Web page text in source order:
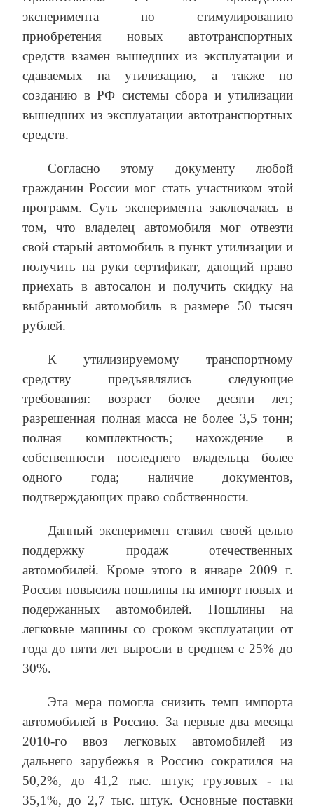
эксперимента по стимулированию
приобретения новых автотранспортных
средств взамен вышедших из эксплуатации и
сдаваемых на утилизацию, а также по
созданию в РФ системы сбора и утилизации
вышедших из эксплуатации автотранспортных
средств.
Согласно этому документу любой
гражданин России мог стать участником этой
программ. Суть эксперимента заключалась в
том, что владелец автомобиля мог отвезти
свой старый автомобиль в пункт утилизации и
получить на руки сертификат, дающий право
приехать в автосалон и получить скидку на
выбранный автомобиль в размере 50 тысяч
рублей.
К утилизируемому транспортному
средству предъявлялись следующие
требования: возраст более десяти лет;
разрешенная полная масса не более 3,5 тонн;
полная комплектность; нахождение в
собственности последнего владельца более
одного года; наличие документов,
подтверждающих право собственности.
Данный эксперимент ставил своей целью
поддержку продаж отечественных
автомобилей. Кроме этого в январе 2009 г.
Россия повысила пошлины на импорт новых и
подержанных автомобилей. Пошлины на
легковые машины со сроком эксплуатации от
года до пяти лет выросли в среднем с 25% до
30%.
Эта мера помогла снизить темп импорта
автомобилей в Россию. За первые два месяца
2010‑го ввоз легковых автомобилей из
дальнего зарубежья в Россию сократился на
50,2%, до 41,2 тыс. штук; грузовых - на
35,1%, до 2,7 тыс. штук. Основные поставки